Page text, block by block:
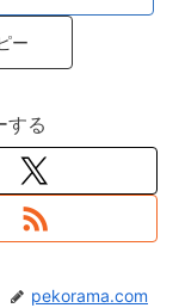
ー
する
pekorama.com